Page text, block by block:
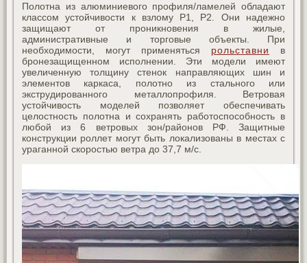
Полотна из алюминиевого профиля/ламелей обладают
классом устойчивости к взлому Р1, Р2. Они надежно
защищают от проникновения в жилые,
административные и торговые объекты. При
необходимости, могут применяться рольставни
в
бронезащищенном исполнении. Эти модели имеют
увеличенную толщину стенок направляющих шин и
элементов каркаса, полотно из стального или
экструдированного металлопрофиля. Ветровая
устойчивость моделей позволяет обеспечивать
целостность полотна и сохранять работоспособность в
любой из 6 ветровых зон/районов РФ. Защитные
конструкции роллет могут быть локализованы в местах с
ураганной скоростью ветра до 37,7 м/с.